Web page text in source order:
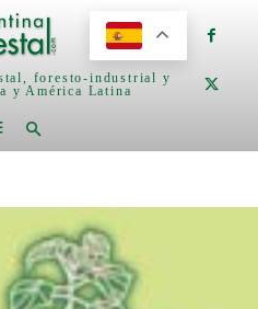
foresto-industrial y
y América Latina